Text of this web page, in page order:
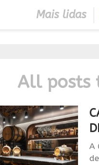
Mais lidas
All posts
A